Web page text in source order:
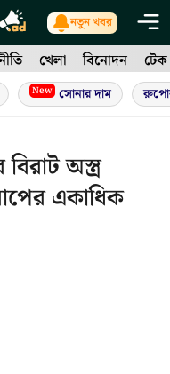
নতুন খবর
খেলা বিনোদন টেক
New সোনার দাম
অস্ত্র
একাধিক